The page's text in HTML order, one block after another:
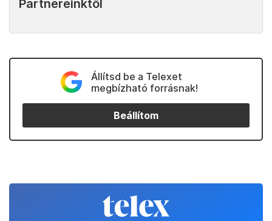
Partnereinktől
Állítsd be a Telexet
megbízható forrásnak!
Beállítom